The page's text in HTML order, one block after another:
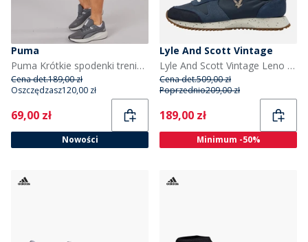
Puma
Puma Krótkie spodenki treningowe Puma Fit Ultrabreathe Stretch 5 cali Marble dla niego kolor Szary/Niebieski
Cena det.189,00 zł
Oszczędzasz120,00 zł
Current
69,00 zł
Nowości
Lyle And Scott Vintage
Lyle And Scott Vintage Leno sneakersy dla niego kolor Niebieski
Cena det.509,00 zł
Poprzednio209,00 zł
Current
189,00 zł
Minimum -50%